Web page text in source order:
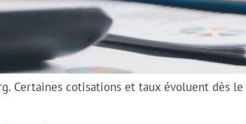
Certaines cotisations et taux évoluent dès